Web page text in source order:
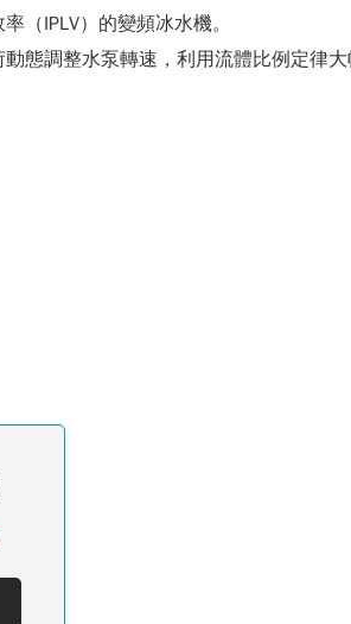
（IPLV）的變頻冰水機。
態調整水泵轉速，利用流體比例定律大